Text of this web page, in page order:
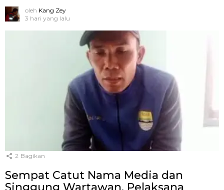
oleh Kang Zey
3 hari yang lalu
2 Bagikan
Sempat Catut Nama Media dan
Singgung Wartawan, Pelaksana